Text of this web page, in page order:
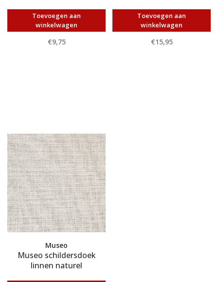
Toevoegen aan
winkelwagen
€9,75
Toevoegen aan
winkelwagen
€15,95
Museo
Museo schildersdoek
linnen naturel